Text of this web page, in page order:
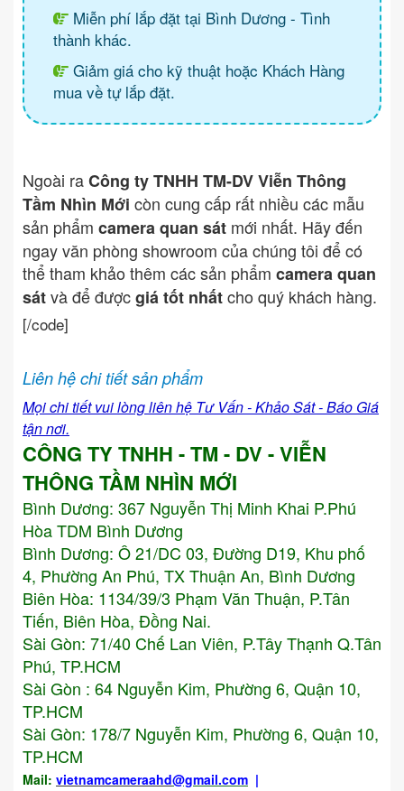
Miễn phí lắp đặt tại Bình Dương - Tình
thành khác.
Giảm giá cho kỹ thuật hoặc Khách Hàng
mua về tự lắp đặt.
Ngoài raCông ty TNHH TM-DV Viễn Thông
Tầm Nhìn Mới còn cung cấp rất nhiều các mẫu
sản phẩm camera quan sát mới nhất. Hãy đến
ngay văn phòng showroom của chúng tôi để có
thể tham khảo thêm các sản phẩm camera quan
sátvà để đượcgiá tốt nhấtcho quý khách hàng.
[/code]
Liên hệ chi tiết sản phẩm
Mọi chi tiết vui lòng liên hệ Tư Vấn - Khảo Sát - Báo Giá
tận nơi.
CÔNG TY TNHH - TM - DV - VIỄN
THÔNG TẦM NHÌN MỚI
Bình Dương: 367 Nguyễn Thị Minh Khai P.Phú
Hòa TDM Bình Dương
Bình Dương: Ô 21/DC 03, Đường D19, Khu phố
4, Phường An Phú, TX Thuận An, Bình Dương
Biên Hòa: 1134/39/3 Phạm Văn Thuận, P.Tân
Tiến, Biên Hòa, Đồng Nai.
Sài Gòn: 71/40 Chế Lan Viên, P.Tây Thạnh Q.Tân
Phú, TP.HCM
Sài Gòn : 64 Nguyễn Kim, Phường 6, Quận 10,
TP.HCM
Sài Gòn: 178/7 Nguyễn Kim, Phường 6, Quận 10,
TP.HCM
Mail: vietnamcameraahd@gmail.com |